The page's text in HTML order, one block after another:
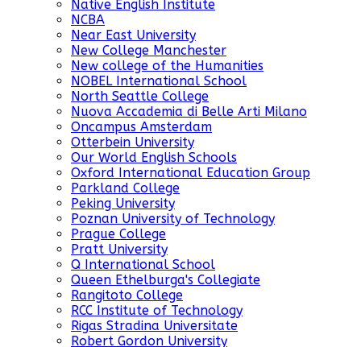
Native English Institute
NCBA
Near East University
New College Manchester
New college of the Humanities
NOBEL International School
North Seattle College
Nuova Accademia di Belle Arti Milano
Oncampus Amsterdam
Otterbein University
Our World English Schools
Oxford International Education Group
Parkland College
Peking University
Poznan University of Technology
Prague College
Pratt University
Q International School
Queen Ethelburga's Collegiate
Rangitoto College
RCC Institute of Technology
Rigas Stradina Universitate
Robert Gordon University